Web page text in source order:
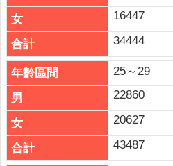
網
站
安
全
政
策
隱
私
權
16447
34444
25～29
22860
20627
43487